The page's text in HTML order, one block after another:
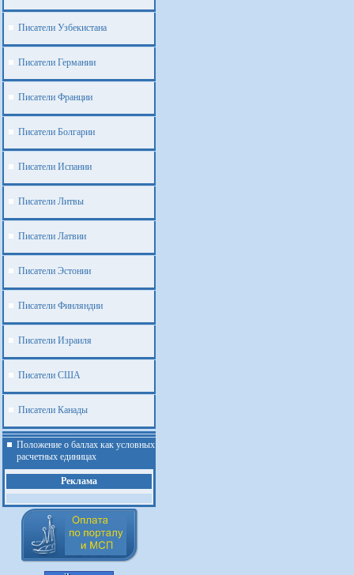
Писатели Узбекистана
Писатели Германии
Писатели Франции
Писатели Болгарии
Писатели Испании
Писатели Литвы
Писатели Латвии
Писатели Эстонии
Писатели Финляндии
Писатели Израиля
Писатели США
Писатели Канады
Положение о баллах как условных
расчетных единицах
Реклама